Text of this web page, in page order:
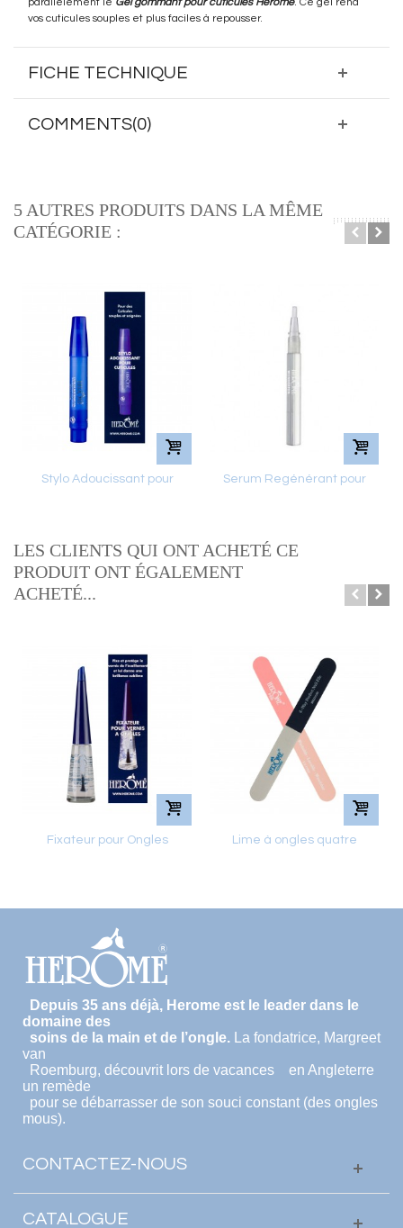
parallèlement le Gel gommant pour cuticules Herôme. Ce gel rend
vos cuticules souples et plus faciles à repousser.
FICHE TECHNIQUE
COMMENTS(0)
5 AUTRES PRODUITS DANS LA MÊME
CATÉGORIE :
Stylo Adoucissant pour
Serum Regénérant pour
LES CLIENTS QUI ONT ACHETÉ CE
PRODUIT ONT ÉGALEMENT
ACHETÉ...
Fixateur pour Ongles
Lime à ongles quatre
Depuis 35 ans déjà, Herome est le leader dans le
domaine des
soins de la main et de l’ongle. La fondatrice, Margreet
van
Roemburg, découvrit lors de vacances en Angleterre
un remède
pour se débarrasser de son souci constant (des ongles
mous).
CONTACTEZ-NOUS
CATALOGUE